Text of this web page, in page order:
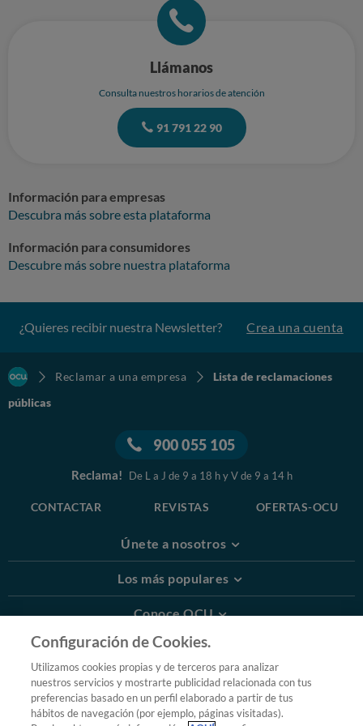
Llámanos
Consulta nuestros horarios de atención
91 791 22 90
Información para empresas
Descubra más sobre esta plataforma
Información para consumidores
Descubre más sobre nuestra plataforma
¿Quieres recibir nuestra Newsletter? Crea una cuenta
Reclamar a una empresa
Lista de reclamaciones
públicas
900 055 105
Reclama! De L a J de 9 a 18 h y V de 9 a 14 h
CONTACTAR REVISTAS OFERTAS-OCU
Únete a nosotros
Los más populares
Conoce OCU
Más Información
© 2026 OCU
Condiciones generales de contratación de OCU
Configuración de Cookies.
Utilizamos cookies propias y de terceros para analizar
nuestros servicios y mostrarte publicidad relacionada con tus
preferencias basado en un perfil elaborado a partir de tus
hábitos de navegación (por ejemplo, páginas visitadas).